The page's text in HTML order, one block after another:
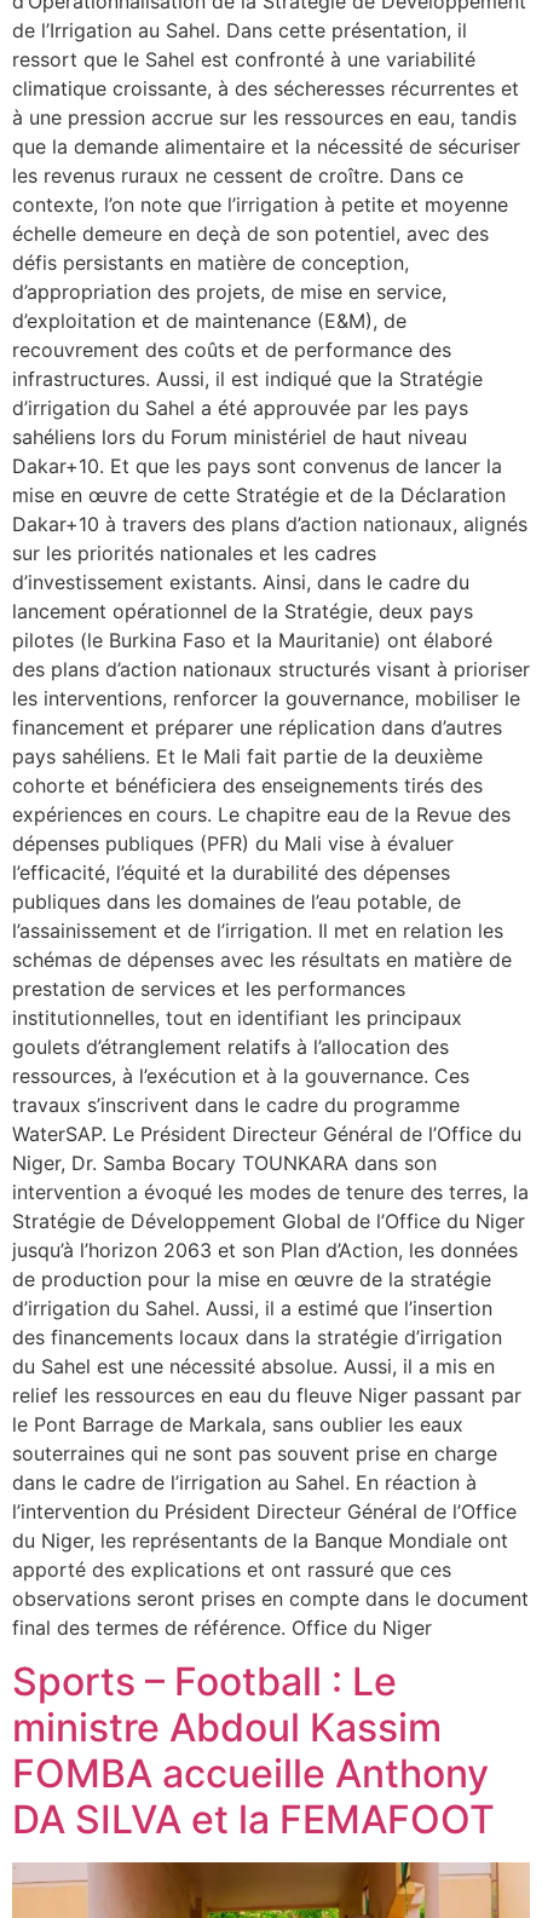
de l’Irrigation au Sahel. Dans cette présentation, il
ressort que le Sahel est confronté à une variabilité
climatique croissante, à des sécheresses récurrentes et
à une pression accrue sur les ressources en eau, tandis
que la demande alimentaire et la nécessité de sécuriser
les revenus ruraux ne cessent de croître. Dans ce
contexte, l’on note que l’irrigation à petite et moyenne
échelle demeure en deçà de son potentiel, avec des
défis persistants en matière de conception,
d’appropriation des projets, de mise en service,
d’exploitation et de maintenance (E&M), de
recouvrement des coûts et de performance des
infrastructures. Aussi, il est indiqué que la Stratégie
d’irrigation du Sahel a été approuvée par les pays
sahéliens lors du Forum ministériel de haut niveau
Dakar+10. Et que les pays sont convenus de lancer la
mise en œuvre de cette Stratégie et de la Déclaration
Dakar+10 à travers des plans d’action nationaux, alignés
sur les priorités nationales et les cadres
d’investissement existants. Ainsi, dans le cadre du
lancement opérationnel de la Stratégie, deux pays
pilotes (le Burkina Faso et la Mauritanie) ont élaboré
des plans d’action nationaux structurés visant à prioriser
les interventions, renforcer la gouvernance, mobiliser le
financement et préparer une réplication dans d’autres
pays sahéliens. Et le Mali fait partie de la deuxième
cohorte et bénéficiera des enseignements tirés des
expériences en cours. Le chapitre eau de la Revue des
dépenses publiques (PFR) du Mali vise à évaluer
l’efficacité, l’équité et la durabilité des dépenses
publiques dans les domaines de l’eau potable, de
l’assainissement et de l’irrigation. Il met en relation les
schémas de dépenses avec les résultats en matière de
prestation de services et les performances
institutionnelles, tout en identifiant les principaux
goulets d’étranglement relatifs à l’allocation des
ressources, à l’exécution et à la gouvernance. Ces
travaux s’inscrivent dans le cadre du programme
WaterSAP. Le Président Directeur Général de l’Office du
Niger, Dr. Samba Bocary TOUNKARA dans son
intervention a évoqué les modes de tenure des terres, la
Stratégie de Développement Global de l’Office du Niger
jusqu’à l’horizon 2063 et son Plan d’Action, les données
de production pour la mise en œuvre de la stratégie
d’irrigation du Sahel. Aussi, il a estimé que l’insertion
des financements locaux dans la stratégie d’irrigation
du Sahel est une nécessité absolue. Aussi, il a mis en
relief les ressources en eau du fleuve Niger passant par
le Pont Barrage de Markala, sans oublier les eaux
souterraines qui ne sont pas souvent prise en charge
dans le cadre de l’irrigation au Sahel. En réaction à
l’intervention du Président Directeur Général de l’Office
du Niger, les représentants de la Banque Mondiale ont
apporté des explications et ont rassuré que ces
observations seront prises en compte dans le document
final des termes de référence. Office du Niger
Sports – Football : Le
ministre Abdoul Kassim
FOMBA accueille Anthony
DA SILVA et la FEMAFOOT